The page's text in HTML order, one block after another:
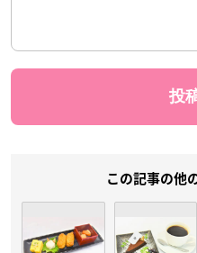
この記事の他